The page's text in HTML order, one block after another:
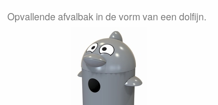
Opvallende afvalbak in de vorm van een dolfijn.